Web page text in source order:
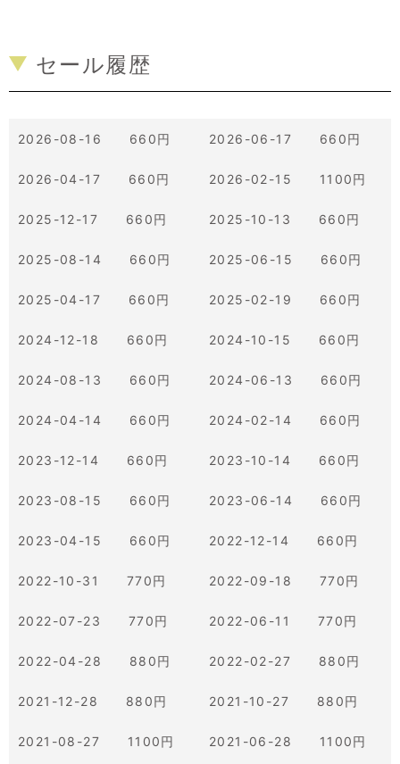
セール履歴
2026-08-16 660円 2026-06-17 660円
2026-04-17 660円 2026-02-15 1100円
2025-12-17 660円 2025-10-13 660円
2025-08-14 660円 2025-06-15 660円
2025-04-17 660円 2025-02-19 660円
2024-12-18 660円 2024-10-15 660円
2024-08-13 660円 2024-06-13 660円
2024-04-14 660円 2024-02-14 660円
2023-12-14 660円 2023-10-14 660円
2023-08-15 660円 2023-06-14 660円
2023-04-15 660円 2022-12-14 660円
2022-10-31 770円 2022-09-18 770円
2022-07-23 770円 2022-06-11 770円
2022-04-28 880円 2022-02-27 880円
2021-12-28 880円 2021-10-27 880円
2021-08-27 1100円 2021-06-28 1100円